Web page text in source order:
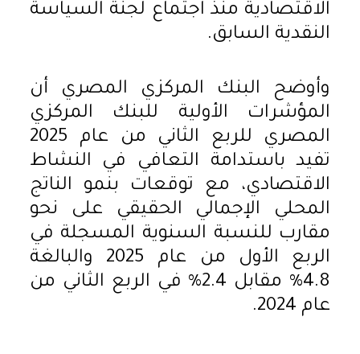
الاقتصادية منذ اجتماع لجنة السياسة
النقدية السابق.
وأوضح البنك المركزي المصري أن
المؤشرات الأولية للبنك المركزي
المصري للربع الثاني من عام 2025
تفيد باستدامة التعافي في النشاط
الاقتصادي، مع توقعات بنمو الناتج
المحلي الإجمالي الحقيقي على نحو
مقارب للنسبة السنوية المسجلة في
الربع الأول من عام 2025 والبالغة
4.8% مقابل 2.4% في الربع الثاني من
عام 2024.